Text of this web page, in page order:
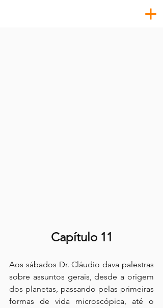
Capítulo 11
Aos sábados Dr. Cláudio dava palestras
sobre assuntos gerais, desde a origem
dos planetas, passando pelas primeiras
formas de vida microscópica, até o